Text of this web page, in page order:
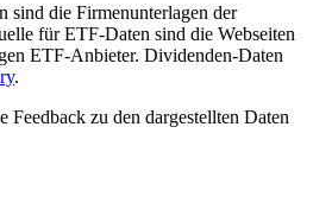
sind die Firmenunterlagen der
für ETF-Daten sind die Webseiten
ETF-Anbieter. Dividenden-Daten
.
Feedback zu den dargestellten Daten